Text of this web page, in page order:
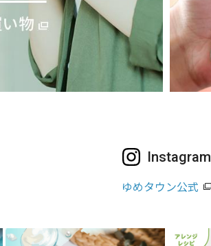
Instagram
ゆめタウン公式